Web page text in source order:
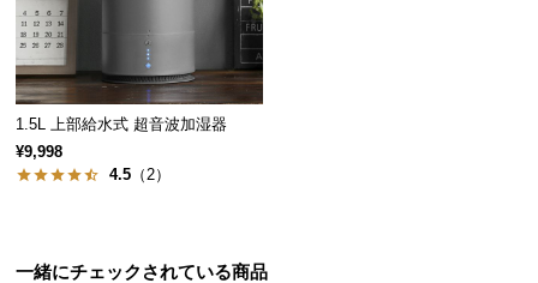
証
に
つ
い
て
会
約
1.5L 上部給水式 超音波加湿器
¥9,998
4.5 （2）
一緒にチェックされている商品